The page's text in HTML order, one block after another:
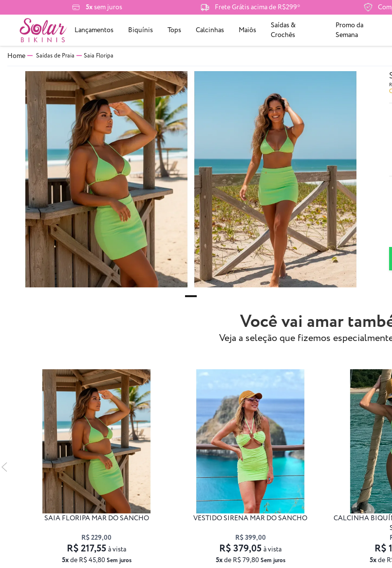
5xsem juros Frete Grátis acima de R$299*
Lançamentos Biquínis Tops Calcinhas Maiôs
Saídas &
Crochês
Promo da
Semana
Saídas de Praia Saia Floripa
Você vai amar
Veja a seleção que fizemos
SAIA FLORIPA MAR DO SANCHO
R$ 229,00
5xde R$ 45,80 Sem juros
R$ 217,55 à vista
VESTIDO SIRENA MAR DO SANCHO
R$ 399,00
5xde R$ 79,80 Sem juros
R$ 379,05 à vista
CALCINHA
5xde
R$